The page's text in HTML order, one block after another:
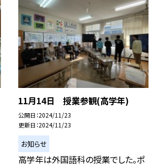
11月14日 授業参観(高学年)
公開日 2024/11/23
更新日 2024/11/23
お知らせ
高学年は外国語科の授業でした。ポ